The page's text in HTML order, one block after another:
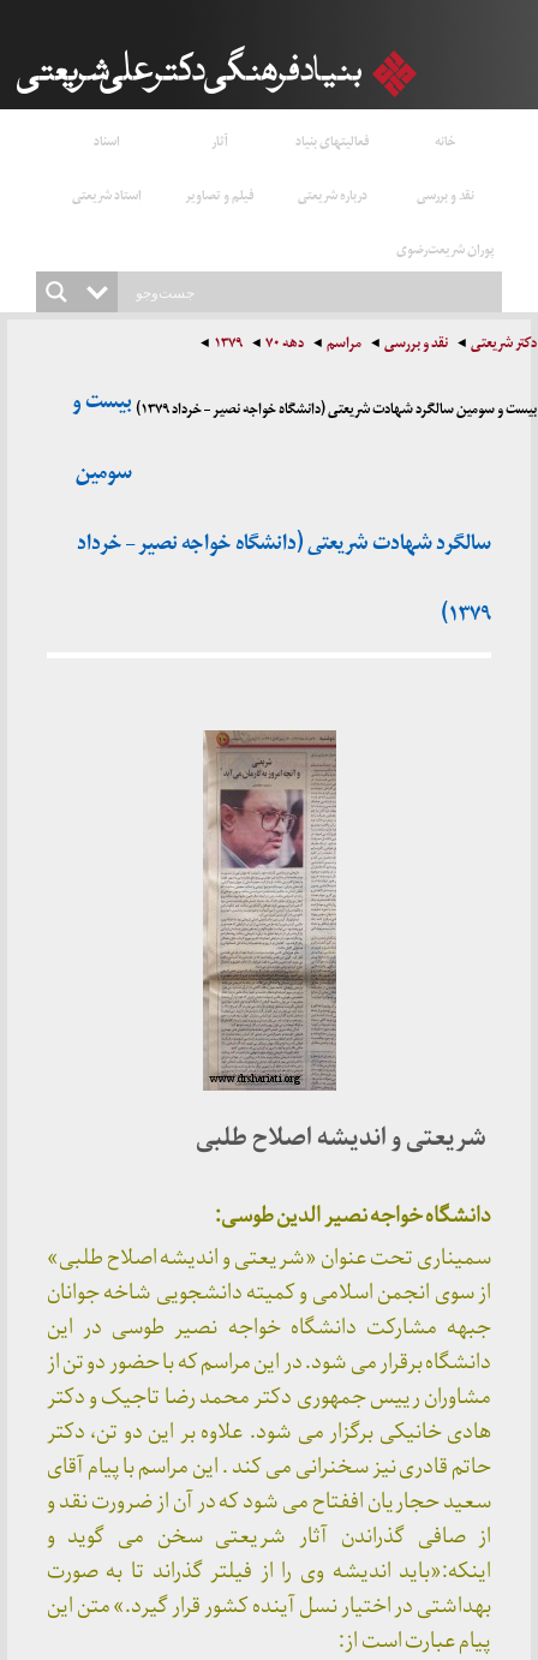
خانه فعالیتهای بنیاد آثار
اسناد
نقد و بررسی
درباره شریعتی فیلم و تصاویر
استاد شریعتی
پوران شریعت‌رضوی
دکتر شریعتی نقد و بررسی مراسم دهه ۷۰ ۱۳۷۹
بیست و سومین سالگرد شهادت شریعتی (دانشگاه خواجه نصیر – خرداد ۱۳۷۹)
بیست و
سومین
سالگرد شهادت شریعتی (دانشگاه خواجه نصیر – خرداد
۱۳۷۹)
شریعتی و اندیشه اصلاح طلبی
دانشگاه خواجه نصیر الدین طوسی:
سمیناری تحت عنوان «شریعتی و اندیشه اصلاح طلبی»
از سوی انجمن اسلامی و کمیته دانشجویی شاخه جوانان
جبهه مشارکت دانشگاه خواجه نصیر طوسی در این
دانشگاه برقرار می شود. در این مراسم که با حضور دو تن از
مشاوران رییس جمهوری دکتر محمد رضا تاجیک و دکتر
هادی خانیکی برگزار می شود. علاوه بر این دو تن، دکتر
حاتم قادری نیز سخنرانی می کند . این مراسم با پیام آقای
سعید حجاریان اففتاح می شود که در آن از ضرورت نقد و
از صافی گذراندن آثار شریعتی سخن می گوید و
اینکه:«باید اندیشه وی را از فیلتر گذراند تا به صورت
بهداشتی در اختیار نسل آینده کشور قرار گیرد.» متن این
پیام عبارت است از:‌